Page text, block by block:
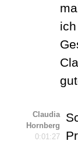
Claudia
Hornberg
0:01:27